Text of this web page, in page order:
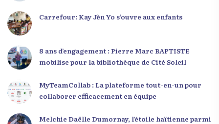
Carrefour: Kay Jèn Yo s’ouvre aux enfants
8 ans d’engagement : Pierre Marc BAPTISTE
mobilise pour la bibliothèque de Cité Soleil
MyTeamCollab : La plateforme tout-en-un pour
collaborer efficacement en équipe
Melchie Daëlle Dumornay, l’étoile haïtienne parmi